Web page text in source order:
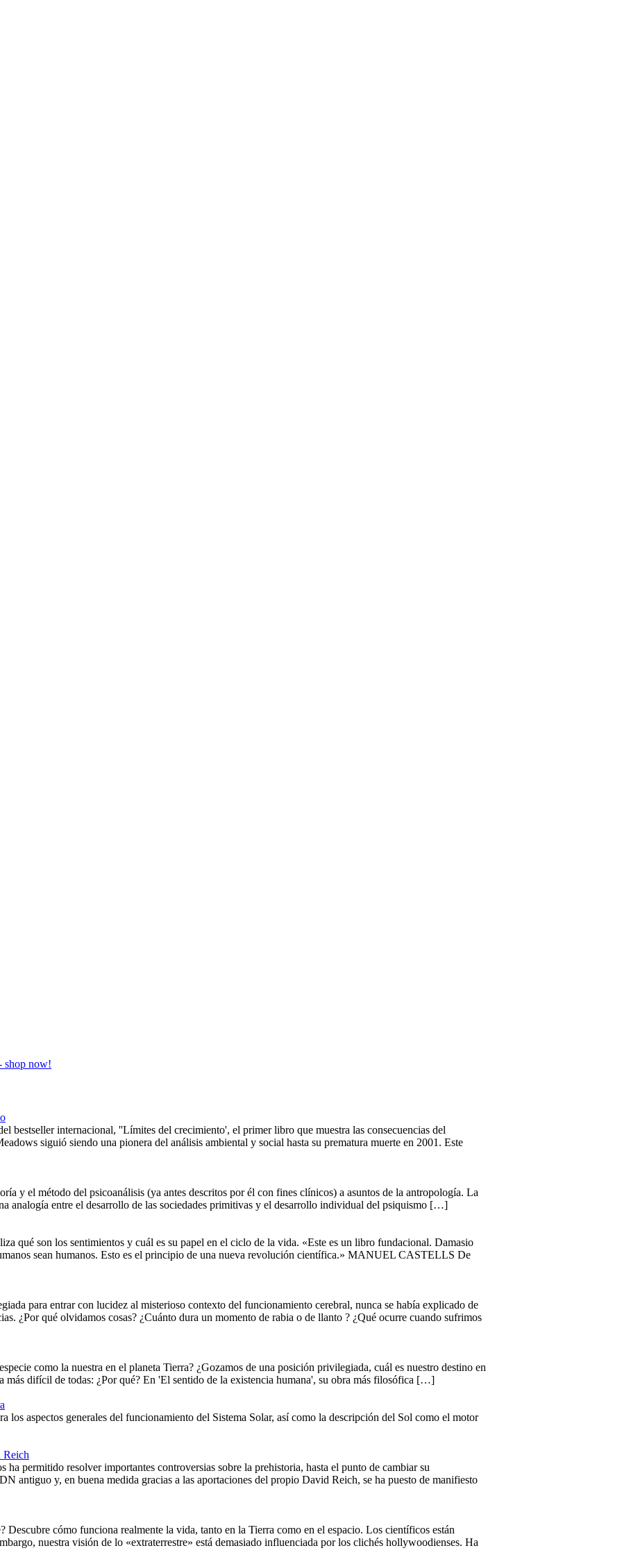
bestseller internacional, ''Límites del crecimiento', el primer libro que muestra las consecuencias del
siguió siendo una pionera del análisis ambiental y social hasta su prematura muerte en 2001. Este
y el método del psicoanálisis (ya antes descritos por él con fines clínicos) a asuntos de la antropología. La
analogía entre el desarrollo de las sociedades primitivas y el desarrollo individual del psiquismo […]
qué son los sentimientos y cuál es su papel en el ciclo de la vida. «Este es un libro fundacional. Damasio
sean humanos. Esto es el principio de una nueva revolución científica.» MANUEL CASTELLS De
para entrar con lucidez al misterioso contexto del funcionamiento cerebral, nunca se había explicado de
¿Por qué olvidamos cosas? ¿Cuánto dura un momento de rabia o de llanto ? ¿Qué ocurre cuando sufrimos
como la nuestra en el planeta Tierra? ¿Gozamos de una posición privilegiada, cuál es nuestro destino en
más difícil de todas: ¿Por qué? En 'El sentido de la existencia humana', su obra más filosófica […]
aspectos generales del funcionamiento del Sistema Solar, así como la descripción del Sol como el motor
Reich
ha permitido resolver importantes controversias sobre la prehistoria, hasta el punto de cambiar su
antiguo y, en buena medida gracias a las aportaciones del propio David Reich, se ha puesto de manifiesto
Descubre cómo funciona realmente la vida, tanto en la Tierra como en el espacio. Los científicos están
nuestra visión de lo «extraterrestre» está demasiado influenciada por los clichés hollywoodienses. Ha